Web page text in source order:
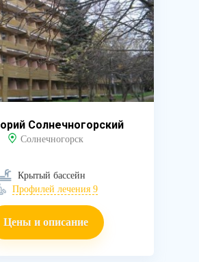
Солнечногорский
Солнечногорск
Крытый бассейн
Профилей лечения 9
Цены и описание